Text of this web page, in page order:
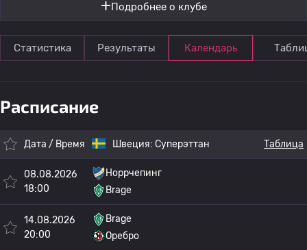
Подробнее о клубе
Статистика Результаты Календарь
Расписание
Дата / Время Швеция: Суперэттан Таблица
08.08.2026
18:00
Норрчепинг
Brage
14.08.2026
20:00
Brage
Оребро